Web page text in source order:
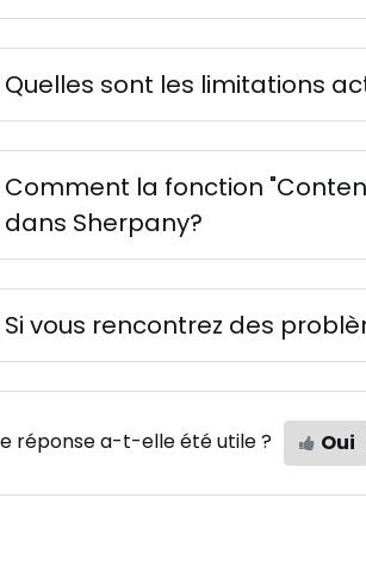
Quelles sont les limitations
Comment la fonction
dans Sherpany?
Si vous rencontrez des
réponse a-t-elle été utile ? Oui